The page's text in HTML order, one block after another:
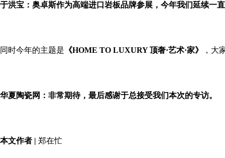
于洪宝： 奥卓斯作为高端进口岩板品牌参展，今年我们延续一
同时今年的主题是 《HOME TO LUXURY 顶奢·艺术·家》 ，大
华夏陶瓷网：非常期待，最后感谢于总接受我们本次的专访。
本文作者 | 郑在忙